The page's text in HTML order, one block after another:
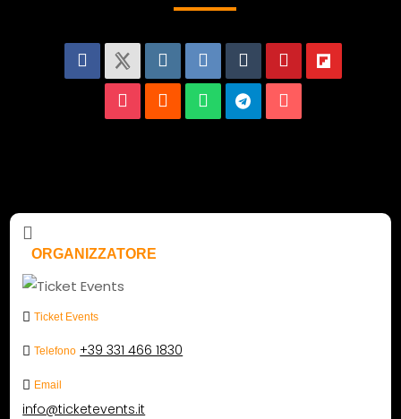
ORGANIZZATORE
Ticket Events
Telefono +39 331 466 1830
Email
info@ticketevents.it